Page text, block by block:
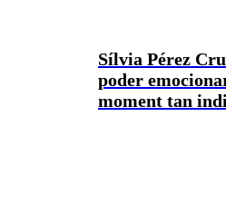
Sílvia Pérez
poder
moment tan